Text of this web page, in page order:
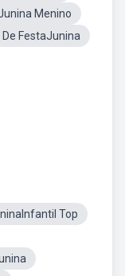
Menino
FestaJunina
Top